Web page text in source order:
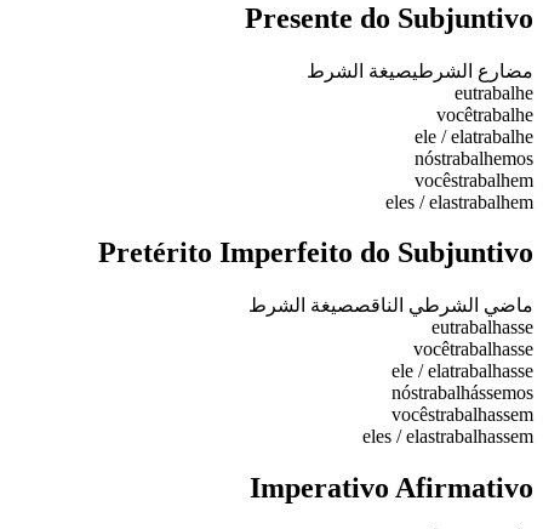
Presente do Subjuntivo
مضارع الشرطيصيغة الشرط
eutrabalhe
vocêtrabalhe
ele / elatrabalhe
nóstrabalhemos
vocêstrabalhem
eles / elastrabalhem
Pretérito Imperfeito do Subjuntivo
ماضي الشرطي الناقصصيغة الشرط
eutrabalhasse
vocêtrabalhasse
ele / elatrabalhasse
nóstrabalhássemos
vocêstrabalhassem
eles / elastrabalhassem
Imperativo Afirmativo